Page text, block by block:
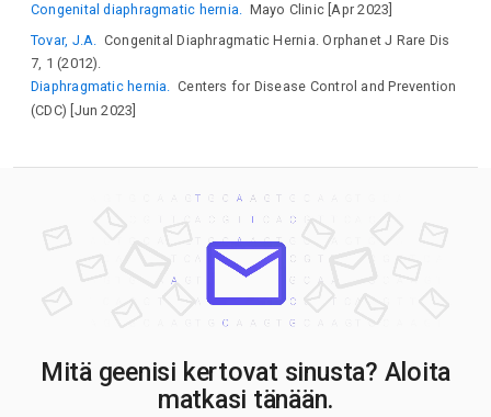
Congenital diaphragmatic hernia. Mayo Clinic [Apr 2023]
Tovar, J.A.
Congenital Diaphragmatic Hernia. Orphanet J Rare Dis
7, 1 (2012).
Diaphragmatic hernia. Centers for Disease Control and Prevention
(CDC) [Jun 2023]
Mitä geenisi kertovat sinusta? Aloita
matkasi tänään.